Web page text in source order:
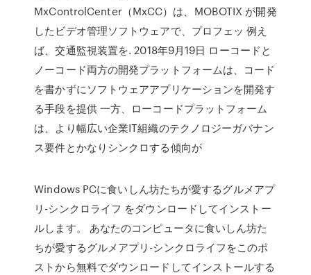
MxControlCenter（MxCC）は、MOBOTIX が開発
したビデオ管理ソフトウェアで、プロフェッ 例え
ば、交通監視装置を. 2018年9月19日 ローコードと
ノーコード両方の開発プラットフォームは、コード
を書かずにソフトウェアアプリケーションを開発す
る手段を提供 一方、ローコードプラットフォーム
は、より幅広い企業IT組織のテクノロジーガバナン
ス要件とかなりシンクロする傾向が
Windows PCに食いしん坊たちが愛するグルメアプ
リ-シンクロライフ をダウンロードしてインストー
ルします。 あなたのコンピュータに食いしん坊た
ちが愛するグルメアプリ-シンクロライフをこのポ
ストから無料でダウンロードしてインストールする